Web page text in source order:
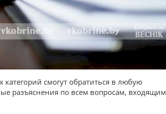
смогут обратиться в любую
разъяснения по всем вопросам, входящим